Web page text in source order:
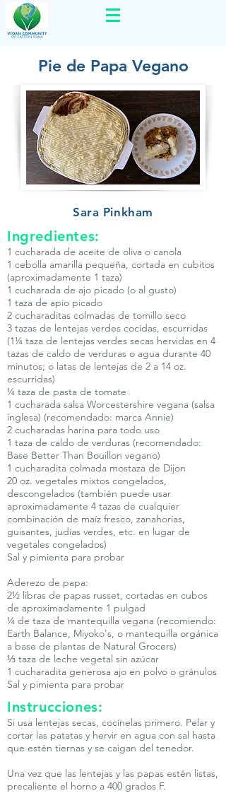
Pie de Papa Vegano
Sara Pinkham
Ingredientes:
1 cucharada de aceite de oliva o canola
1 cebolla amarilla pequeña, cortada en cubitos
(aproximadamente 1 taza)
1 cucharada de ajo picado (o al gusto)
1 taza de apio picado
2 cucharaditas colmadas de tomillo seco
3 tazas de lentejas verdes cocidas, escurridas
(1¼ taza de lentejas verdes secas hervidas en 4
tazas de caldo de verduras o agua durante 40
minutos; o latas de lentejas de 2 a 14 oz.
escurridas)
¼ taza de pasta de tomate
1 cucharada salsa Worcestershire vegana (salsa
inglesa) (recomendado: marca Annie)
2 cucharadas harina para todo uso
1 taza de caldo de verduras (recomendado:
Base Better Than Bouillon vegano)
1 cucharadita colmada mostaza de Dijon
20 oz. vegetales mixtos congelados,
descongelados (también puede usar
aproximadamente 4 tazas de cualquier
combinación de maíz fresco, zanahorias,
guisantes, judías verdes, etc. en lugar de
vegetales congelados)
Sal y pimienta para probar
Aderezo de papa:
2½ libras de papas russet, cortadas en cubos
de aproximadamente 1 pulgad
¼ de taza de mantequilla vegana (recomiendo:
Earth Balance, Miyoko's, o mantequilla orgánica
a base de plantas de Natural Grocers)
⅓ taza de leche vegetal sin azúcar
1 cucharadita generosa ajo en polvo o gránulos
Sal y pimienta para probar
Instrucciones:
Si usa lentejas secas, cocínelas primero. Pelar y
cortar las patatas y hervir en agua con sal hasta
que estén tiernas y se caigan del tenedor.
Una vez que las lentejas y las papas estén listas,
precaliente el horno a 400 grados F.